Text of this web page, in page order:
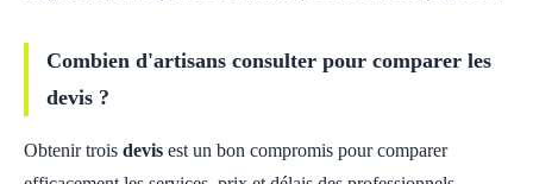
Combien d'artisans consulter pour comparer les
devis ?
Obtenir trois devis est un bon compromis pour comparer